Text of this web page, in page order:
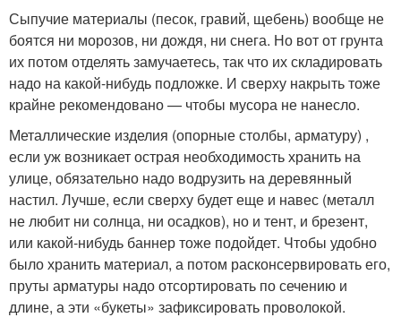
Сыпучие материалы (песок, гравий, щебень) вообще не
боятся ни морозов, ни дождя, ни снега. Но вот от грунта
их потом отделять замучаетесь, так что их складировать
надо на какой-нибудь подложке. И сверху накрыть тоже
крайне рекомендовано — чтобы мусора не нанесло.
Металлические изделия (опорные столбы, арматуру) ,
если уж возникает острая необходимость хранить на
улице, обязательно надо водрузить на деревянный
настил. Лучше, если сверху будет еще и навес (металл
не любит ни солнца, ни осадков), но и тент, и брезент,
или какой-нибудь баннер тоже подойдет. Чтобы удобно
было хранить материал, а потом расконсервировать его,
пруты арматуры надо отсортировать по сечению и
длине, а эти «букеты» зафиксировать проволокой.